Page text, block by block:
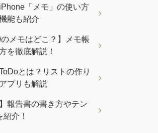
「メモ」の使い方
能も紹介
のメモはどこ？】メモ帳
を徹底解説！
とは？リストの作り
プリも解説
報告書の書き方やテン
介！